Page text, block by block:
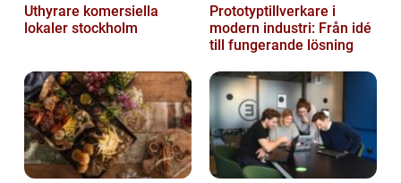
Uthyrare komersiella
lokaler stockholm
Prototyptillverkare i
modern industri: Från idé
till fungerande lösning